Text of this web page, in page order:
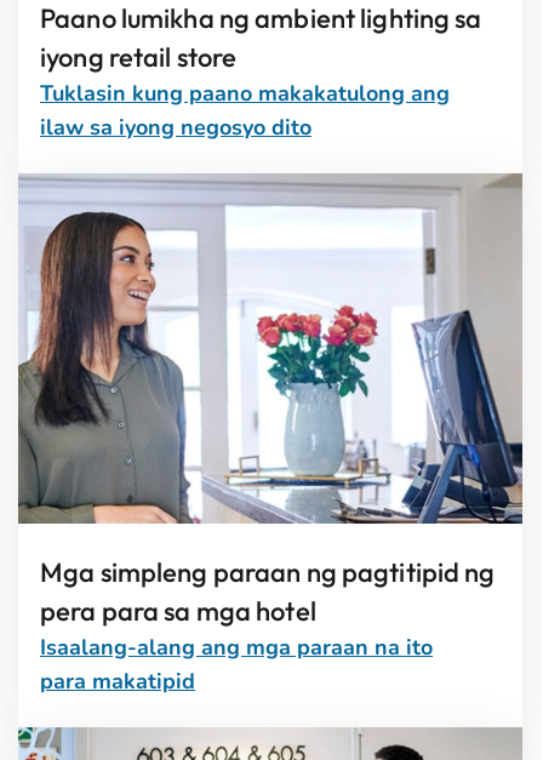
Paano lumikha ng ambient lighting sa
iyong retail store
Tuklasin kung paano makakatulong ang
ilaw sa iyong negosyo dito
Mga simpleng paraan ng pagtitipid ng
pera para sa mga hotel
Isaalang-alang ang mga paraan na ito
para makatipid